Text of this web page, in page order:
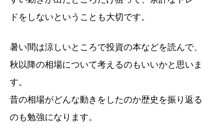
ドをしないということも大切です。
暑い間は涼しいところで投資の本などを読んで、
秋以降の相場について考えるのもいいかと思いま
す。
昔の相場がどんな動きをしたのか歴史を振り返る
のも勉強になります。